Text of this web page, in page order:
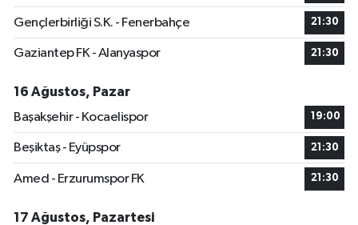
Gençlerbirliği S.K. - Fenerbahçe 21:30
Gaziantep FK - Alanyaspor 21:30
16 Ağustos, Pazar
Başakşehir - Kocaelispor
19:00
Beşiktaş - Eyüpspor 21:30
Amed - Erzurumspor FK 21:30
17 Ağustos, Pazartesi